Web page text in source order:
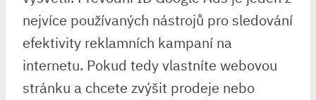
nejvíce používaných nástrojů pro sledování
efektivity reklamních kampaní na
internetu. Pokud tedy vlastníte webovou
stránku a chcete zvýšit prodeje nebo